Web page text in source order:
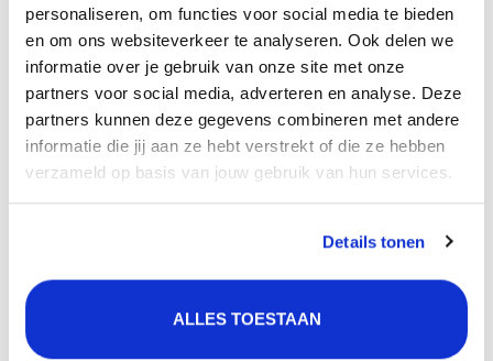
personaliseren, om functies voor social media te bieden
en om ons websiteverkeer te analyseren. Ook delen we
informatie over je gebruik van onze site met onze
partners voor social media, adverteren en analyse. Deze
partners kunnen deze gegevens combineren met andere
informatie die jij aan ze hebt verstrekt of die ze hebben
verzameld op basis van jouw gebruik van hun services.
Details tonen
ALLES TOESTAAN
'onbeperkt' warm water.Selsiuz noemt deze manier
Combi Extra Hotfill
Heb je wel een warm water leiding naar je keuken
en heb je ook bijna direct warm waterdan heeft
een Combi (Extra) boiler geen meerwaarde en kun je
beter kiezen voor dezelfde set maar dan met deSingle
wat zit er in het pakket?
Elk Selsiuz kokend water kraan pakket bevat de